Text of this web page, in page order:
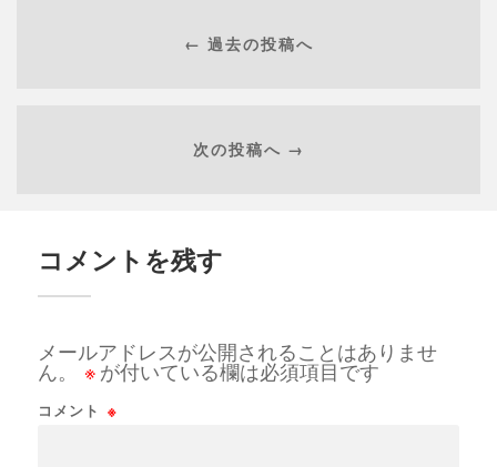
← 過去の投稿へ
次の投稿へ →
コメントを残す
メールアドレスが公開されることはありませ
ん。
※ が付いている欄は必須項目です
コメント ※